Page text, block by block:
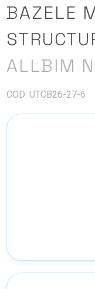
BAZELE
ALLBIM
COD: UTCB26-27-6